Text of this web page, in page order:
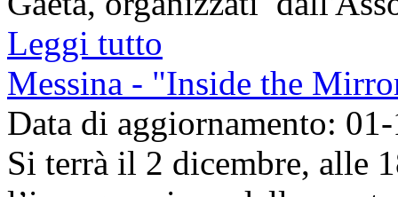
Leggi tutto
Messina - "Inside the
Data di aggiornamento:
Si terrà il 2 dicembre, alle